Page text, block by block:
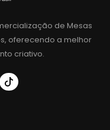
de Mesas
oferecendo a melhor
criativo.